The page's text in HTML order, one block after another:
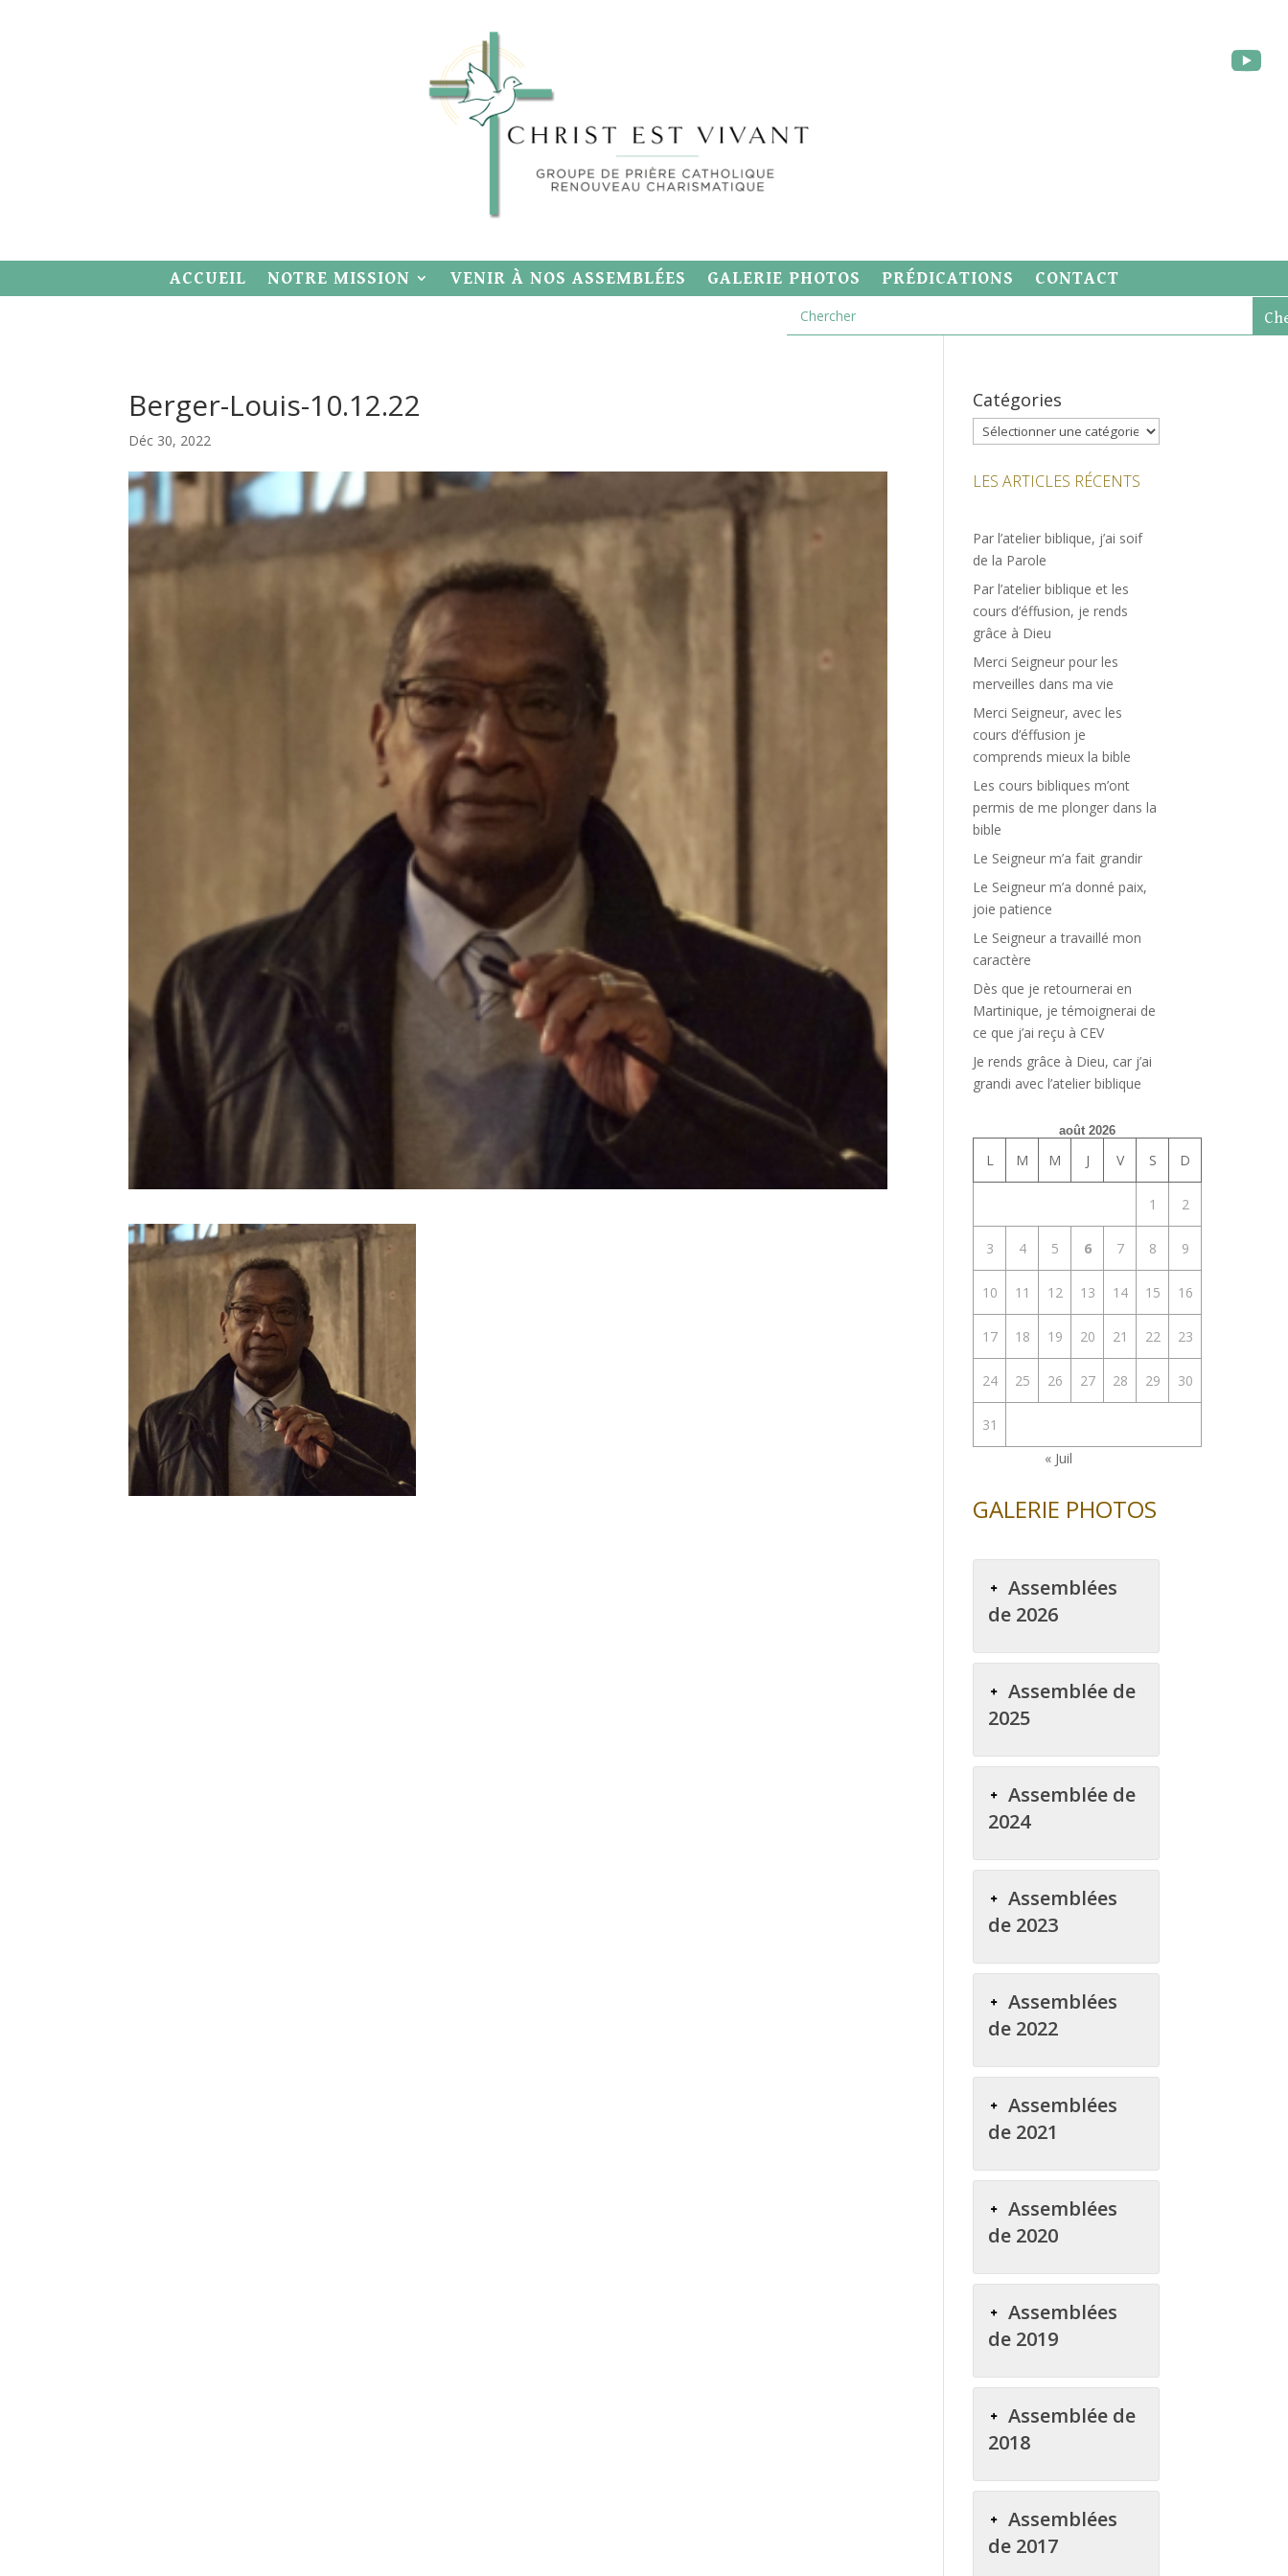
ACCUEIL NOTRE MISSION VENIR À NOS ASSEMBLÉES GALERIE PHOTOS PRÉDICATIONS CONTACT
Berger-Louis-10.12.22
Déc 30, 2022
Catégories
Catégories
LES ARTICLES RÉCENTS
Par l’atelier biblique, j’ai soif
de la Parole
Par l’atelier biblique et les
cours d’éffusion, je rends
grâce à Dieu
Merci Seigneur pour les
merveilles dans ma vie
Merci Seigneur, avec les
cours d’éffusion je
comprends mieux la bible
Les cours bibliques m’ont
permis de me plonger dans la
bible
Le Seigneur m’a fait grandir
Le Seigneur m’a donné paix,
joie patience
Le Seigneur a travaillé mon
caractère
Dès que je retournerai en
Martinique, je témoignerai de
ce que j’ai reçu à CEV
Je rends grâce à Dieu, car j’ai
grandi avec l’atelier biblique
août 2026
L M M J V S D
1 2
3 4 5 6 7 8 9
10 11 12 13 14 15 16
17 18 19 20 21 22 23
24 25 26 27 28 29 30
31
« Juil
GALERIE PHOTOS
Assemblées
de 2026
Assemblée de
2025
Assemblée de
2024
Assemblées
de 2023
Assemblées
de 2022
Assemblées
de 2021
Assemblées
de 2020
Assemblées
de 2019
Assemblée de
2018
Assemblées
de 2017